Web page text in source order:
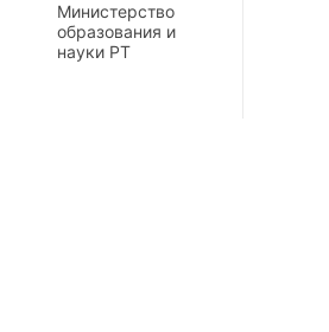
Министерство
образования и
науки РТ